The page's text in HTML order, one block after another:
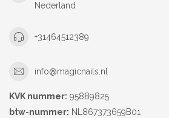
Nederland
+31464512389
info@magicnails.nl
KVK nummer: 95889825
btw-nummer: NL867373659B01